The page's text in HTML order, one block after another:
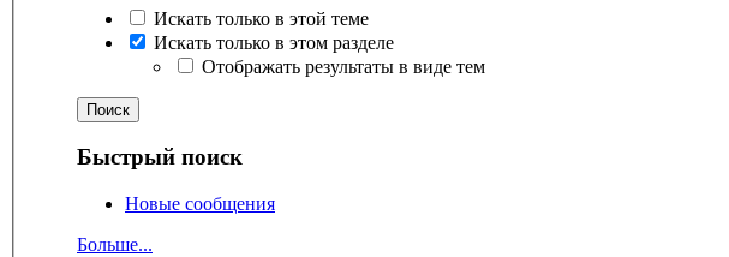
Искать только в этой теме
Искать только в этом разделе
Отображать результаты в виде тем
Быстрый поиск
Новые сообщения
Больше...